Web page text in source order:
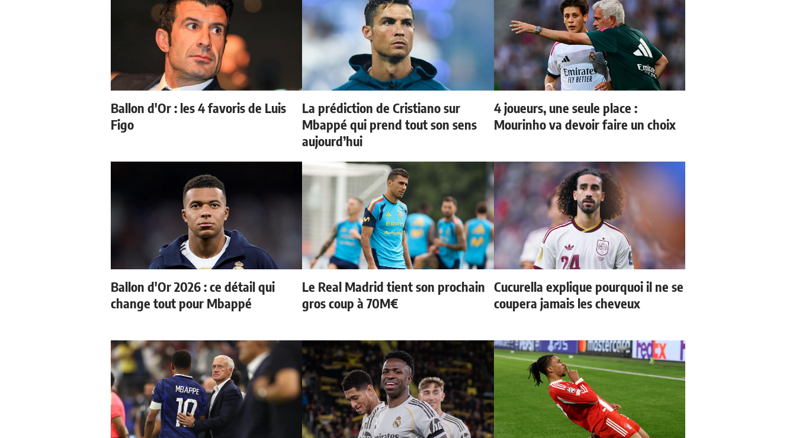
Ballon d'Or : les 4 favoris de Luis
Figo
La prédiction de Cristiano sur
Mbappé qui prend tout son sens
aujourd’hui
4 joueurs, une seule place :
Mourinho va devoir faire un choix
Ballon d'Or 2026 : ce détail qui
change tout pour Mbappé
Le Real Madrid tient son prochain
gros coup à 70M€
Cucurella explique pourquoi il ne se
coupera jamais les cheveux